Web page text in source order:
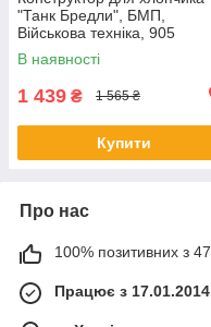
"Танк Бредли", БМП,
Військова техніка, 905
деталей, SLUBAN M38-
В наявності
1 439 ₴ 1 565 ₴
Купити
Про нас
100% позитивних з 47
Працює з 17.01.2014